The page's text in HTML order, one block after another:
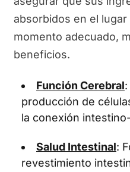
absorbidos en el
momento adecuado,
beneficios.
Función Cerebral
producción de
la conexión
Salud Intestinal:
revestimiento